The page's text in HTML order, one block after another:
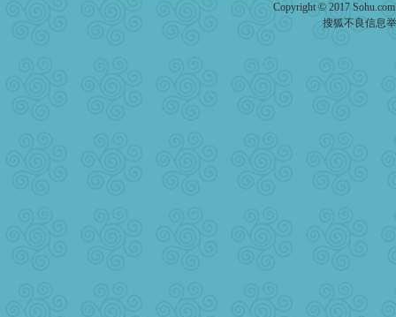
[春节]传说薰衣草有四片叶
片叶子是希望，第三片叶
Copyright © 2017
搜狐不良信息